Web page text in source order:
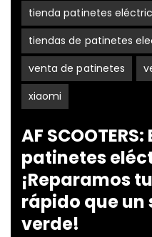
tienda patinetes
tiendas de patinetes
venta de patinetes
xiaomi
AF
patinetes
¡Reparamos
rápido que un
verde!